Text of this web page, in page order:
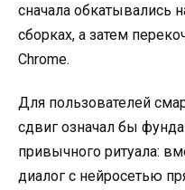
сначала обкатывались
сборках, а затем
Chrome.
Для пользователей
сдвиг означал бы
привычного ритуала:
диалог с нейросетью